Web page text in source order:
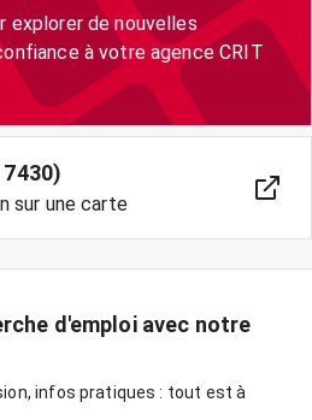
explorer de nouvelles
à votre agence CRIT
sur une carte
d'emploi avec notre
infos pratiques : tout est à